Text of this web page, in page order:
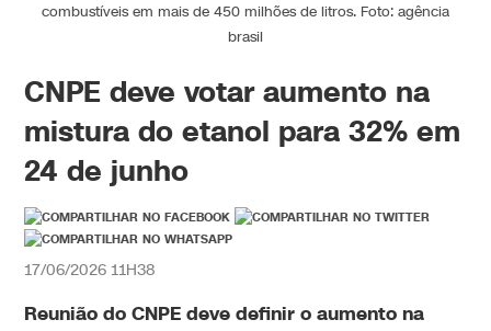
combustíveis em mais de 450 milhões de litros. Foto: agência
brasil
CNPE deve votar aumento na
mistura do etanol para 32% em
24 de junho
17/06/2026 11H38
Reunião doCNPE deve definir oaumento na